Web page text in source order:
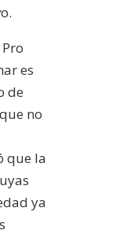
es
de
no
que la
ya